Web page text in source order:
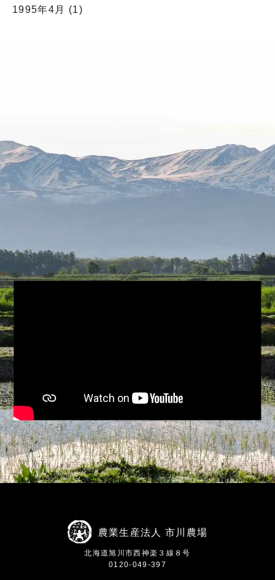
1995年4月 (1)
農業生産法人 市川農場
北海道旭川市西神楽３線８号
0120-049-397